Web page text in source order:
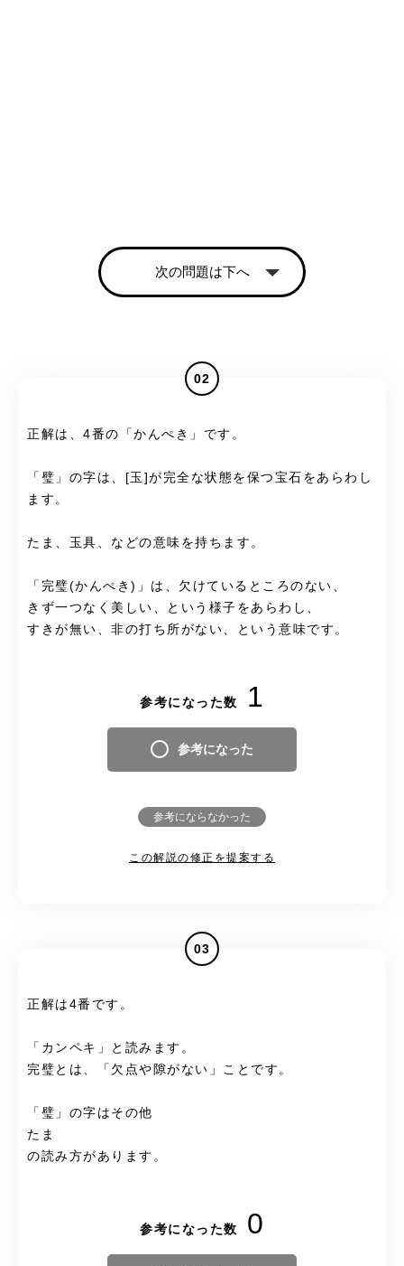
次の問題は下へ
02
正解は、4番の「かんぺき」です。
「璧」の字は、[玉]が完全な状態を保つ宝石をあらわし
ます。
たま、玉具、などの意味を持ちます。
「完璧(かんぺき)」は、欠けているところのない、
きず一つなく美しい、という様子をあらわし、
すきが無い、非の打ち所がない、という意味です。
参考になった数 1
参考になった
参考にならなかった
この解説の修正を提案する
03
正解は4番です。
「カンペキ」と読みます。
完璧とは、「欠点や隙がない」ことです。
「璧」の字はその他
たま
の読み方があります。
参考になった数 0